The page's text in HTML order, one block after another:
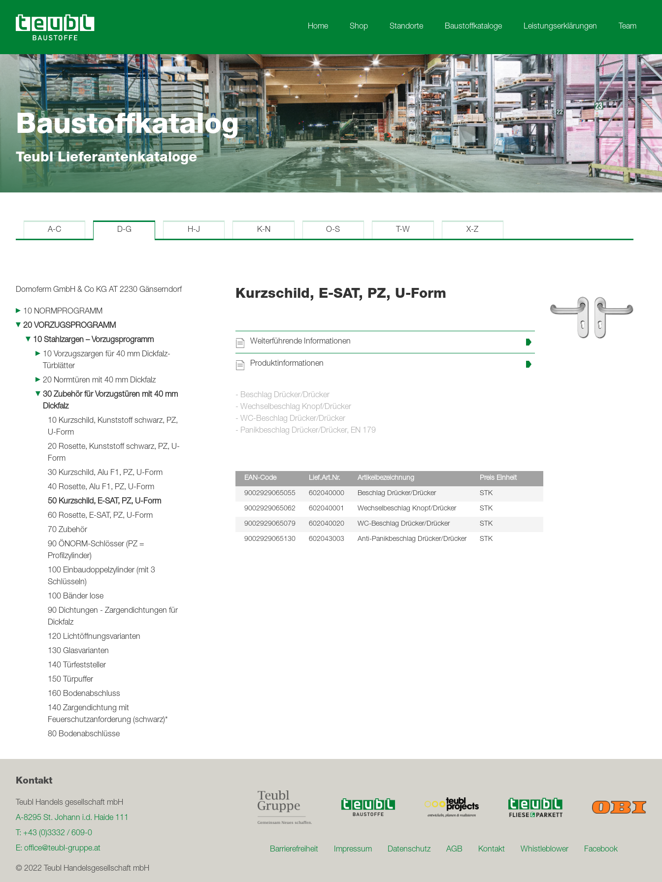
Home Shop Standorte Baustoffkataloge Leistungserklärungen Team
Baustoffkatalog
Teubl Lieferantenkataloge
A-C D-G H-J K-N O-S T-W X-Z
Domoferm GmbH & Co KG AT 2230 Gänserndorf
10 NORMPROGRAMM
20 VORZUGSPROGRAMM
10 Stahlzargen – Vorzugsprogramm
10 Vorzugszargen für 40 mm Dickfalz-
Türblätter
20 Normtüren mit 40 mm Dickfalz
30 Zubehör für Vorzugstüren mit 40 mm
Dickfalz
10 Kurzschild, Kunststoff schwarz, PZ,
U-Form
20 Rosette, Kunststoff schwarz, PZ, U-
Form
30 Kurzschild, Alu F1, PZ, U-Form
40 Rosette, Alu F1, PZ, U-Form
50 Kurzschild, E-SAT, PZ, U-Form
60 Rosette, E-SAT, PZ, U-Form
70 Zubehör
90 ÖNORM-Schlösser (PZ =
Profilzylinder)
100 Einbaudoppelzylinder (mit 3
Schlüsseln)
100 Bänder lose
90 Dichtungen - Zargendichtungen für
Dickfalz
120 Lichtöffnungsvarianten
130 Glasvarianten
140 Türfeststeller
150 Türpuffer
160 Bodenabschluss
140 Zargendichtung mit
Feuerschutzanforderung (schwarz)*
80 Bodenabschlüsse
Kurzschild, E-SAT, PZ, U-Form
Weiterführende Informationen
Produktinformationen
- Beschlag Drücker/Drücker
- Wechselbeschlag Knopf/Drücker
- WC-Beschlag Drücker/Drücker
- Panikbeschlag Drücker/Drücker, EN 179
EAN-Code Lief.Art.Nr. Artikelbezeichnung Preis Einheit
9002929065055 602040000 Beschlag Drücker/Drücker STK
9002929065062 602040001 Wechselbeschlag Knopf/Drücker STK
9002929065079 602040020 WC-Beschlag Drücker/Drücker STK
9002929065130 602043003 Anti-Panikbeschlag Drücker/Drücker STK
Kontakt
Teubl Handels gesellschaft mbH
A-8295 St. Johann i.d. Haide 111
T: +43 (0)3332 / 609-0
E: office@teubl-gruppe.at
© 2022 Teubl Handelsgesellschaft mbH
Barrierefreiheit Impressum Datenschutz AGB Kontakt Whistleblower Facebook